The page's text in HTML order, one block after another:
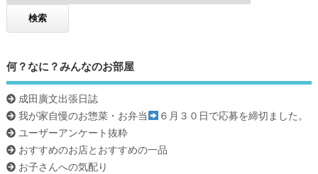
何？なに？みんなのお部屋
成田廣文出張日誌
我が家自慢のお惣菜・お弁当
６月３０日で応募を締切ました。
ユーザーアンケート抜粋
おすすめのお店とおすすめの一品
お子さんへの気配り